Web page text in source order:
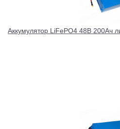
Аккумулятор LiFePO4 48В 200Ач